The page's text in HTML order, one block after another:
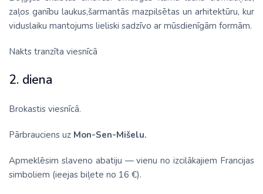
zaļos ganību laukus,šarmantās mazpilsētas un arhitektūru, kur
viduslaiku mantojums lieliski sadzīvo ar mūsdienīgām formām.
Nakts tranzīta viesnīcā
2. diena
Brokastis viesnīcā.
Pārbrauciens uz Mon-Sen-Mišelu.
Apmeklēsim slaveno abatiju — vienu no izcilākajiem Francijas
simboliem (ieejas biļete no 16 €).